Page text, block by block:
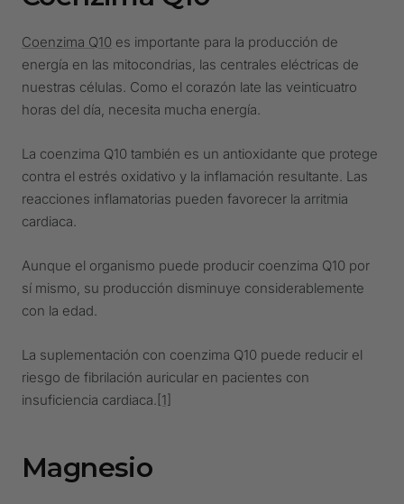
Coenzima Q10 es importante para la producción de
energía en las mitocondrias, las centrales eléctricas de
nuestras células. Como el corazón late las veinticuatro
horas del día, necesita mucha energía.
La coenzima Q10 también es un antioxidante que protege
contra el estrés oxidativo y la inflamación resultante. Las
reacciones inflamatorias pueden favorecer la arritmia
cardiaca.
Aunque el organismo puede producir coenzima Q10 por
sí mismo, su producción disminuye considerablemente
con la edad.
La suplementación con coenzima Q10 puede reducir el
riesgo de fibrilación auricular en pacientes con
insuficiencia cardiaca. [1]
Magnesio